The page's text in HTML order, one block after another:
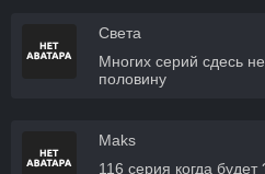
Света
Многих серий сдесь
половину
Maks
116 серия когда будет